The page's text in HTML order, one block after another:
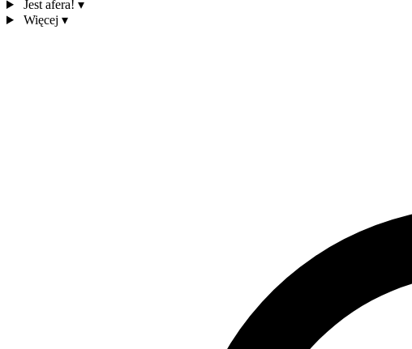
Jest afera! ▾
Więcej ▾